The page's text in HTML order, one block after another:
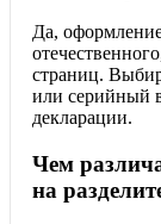
Да,
страниц.
или серийный
декларации.
Чем
на